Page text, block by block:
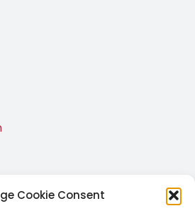
Cookie Consent